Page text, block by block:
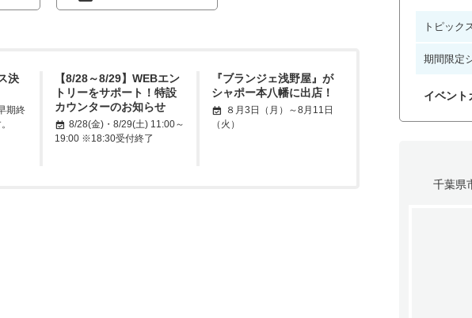
決
期終
【8/28～8/29】WEBエン
トリーをサポート！特設
カウンターのお知らせ
8/28(金)・8/29(土) 11:00～
19:00 ※18:30受付終了
『ブランジェ浅野屋』が
シャポー本八幡に出店！
８月3日（月）～8月11日
（火）
トピック
期間限定
イベント
千葉県